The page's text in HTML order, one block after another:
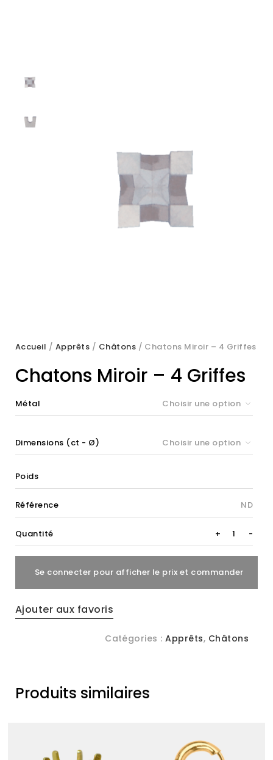
Accueil / Apprêts / Châtons / Chatons Miroir – 4 Griffes
Chatons Miroir – 4 Griffes
Métal Choisir une option
Dimensions (ct - Ø) Choisir une option
Poids
Référence ND
Quantité
Chatons
Miroir
-
4
Griffes
+ -
Se connecter pour afficher le prix et commander
Ajouter aux favoris
Catégories :Apprêts, Châtons
Produits similaires